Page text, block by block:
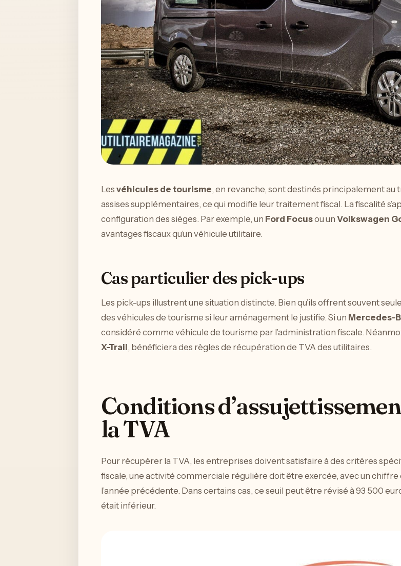
Les véhicules de tourisme, en revanche, sont destinés principalement
assises supplémentaires, ce qui modifie leur traitement fiscal. La fiscalité
configuration des sièges. Par exemple, un Ford Focusou un Volkswagen
avantages fiscaux qu’un véhicule utilitaire.
Cas particulier des pick-ups
Les pick-ups illustrent une situation distincte. Bien qu’ils offrent souvent
des véhicules de tourisme si leur aménagement le justifie. Si un Mercedes-
considéré comme véhicule de tourisme par l’administration fiscale.
X-Trail, bénéficiera des règles de récupération de TVA des utilitaires.
Conditions
la TVA
Pour récupérer la TVA, les entreprises doivent satisfaire à des critères
fiscale, une activité commerciale régulière doit être exercée, avec un chiffre
l’année précédente. Dans certains cas, ce seuil peut être révisé à 93 500
était inférieur.